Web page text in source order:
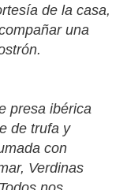
de la casa,
una
presa ibérica
de trufa y
con
Verdinas